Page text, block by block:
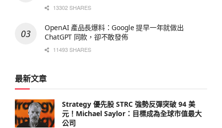
13302 SHARES
OpenAI 產品長爆料：Google 提早一年就做出
ChatGPT 同款，卻不敢發佈
11493 SHARES
最新文章
Strategy 優先股 STRC 強勢反彈突破 94 美
元！Michael Saylor：目標成為全球市值最大
公司